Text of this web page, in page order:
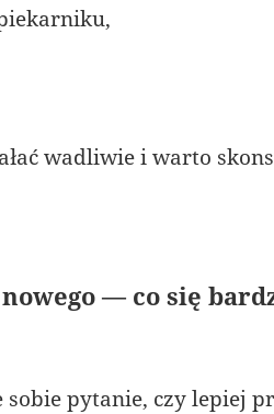
wadliwie i warto
— co się
pytanie, czy lepiej